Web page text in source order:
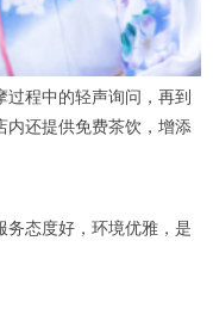
程中的轻声询问，再到
内还提供免费茶饮，增添
态度好，环境优雅，是